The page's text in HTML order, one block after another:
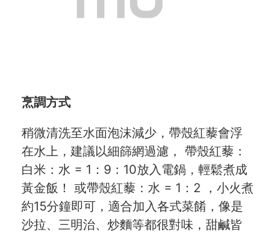
烹調方式
稍微清洗至水面泡沫減少，帶殼紅藜會浮
在水上，建議以細篩網過濾， 帶殼紅藜：
白米：水 = 1：9：10放入電鍋，輕鬆煮成
黃金飯！ 或帶殼紅藜：水 = 1：2 ，小火煮
約15分鐘即可，適合加入各式菜餚，像是
沙拉、三明治、炒麵等都很對味，甜鹹皆